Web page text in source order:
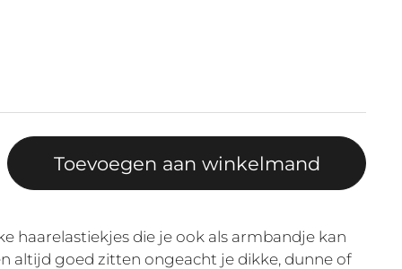
Toevoegen aan winkelmand
haarelastiekjes die je ook als armbandje kan
altijd goed zitten ongeacht je dikke, dunne of